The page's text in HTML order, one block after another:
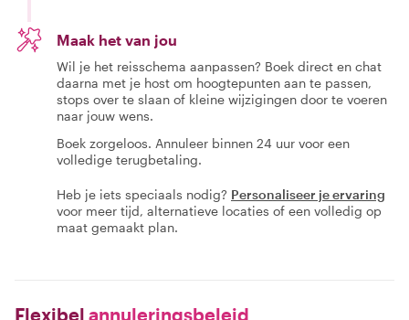
Maak het van jou
Wil je het reisschema aanpassen? Boek direct en chat
daarna met je host om hoogtepunten aan te passen,
stops over te slaan of kleine wijzigingen door te voeren
naar jouw wens.
Boek zorgeloos. Annuleer binnen 24 uur voor een
volledige terugbetaling.
Heb je iets speciaals nodig? Personaliseer je ervaring
voor meer tijd, alternatieve locaties of een volledig op
maat gemaakt plan.
Flexibel annuleringsbeleid